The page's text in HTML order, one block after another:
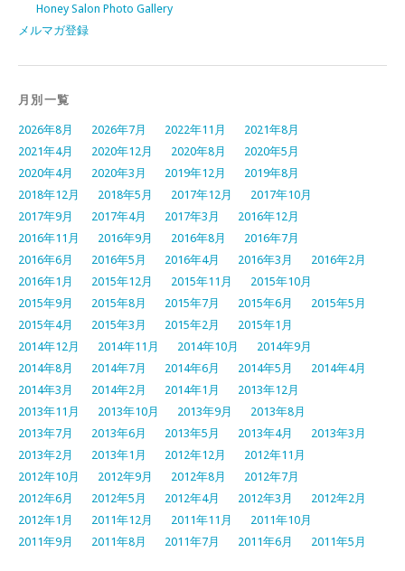
Honey Salon Photo Gallery
メルマガ登録
月別一覧
2026年8月 2026年7月 2022年11月
2021年8月
2021年4月
2020年12月 2020年8月
2020年5月
2020年4月
2020年3月 2019年12月
2019年8月
2018年12月
2018年5月 2017年12月
2017年10月
2017年9月
2017年4月 2017年3月
2016年12月
2016年11月
2016年9月 2016年8月
2016年7月
2016年6月
2016年5月 2016年4月 2016年3月
2016年2月
2016年1月
2015年12月 2015年11月
2015年10月
2015年9月
2015年8月 2015年7月 2015年6月
2015年5月
2015年4月
2015年3月 2015年2月
2015年1月
2014年12月
2014年11月 2014年10月
2014年9月
2014年8月
2014年7月 2014年6月 2014年5月
2014年4月
2014年3月
2014年2月 2014年1月
2013年12月
2013年11月
2013年10月 2013年9月
2013年8月
2013年7月
2013年6月 2013年5月 2013年4月
2013年3月
2013年2月
2013年1月 2012年12月
2012年11月
2012年10月
2012年9月 2012年8月
2012年7月
2012年6月
2012年5月 2012年4月 2012年3月
2012年2月
2012年1月
2011年12月 2011年11月
2011年10月
2011年9月
2011年8月 2011年7月 2011年6月 2011年5月